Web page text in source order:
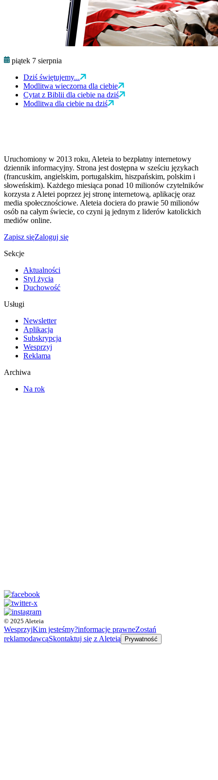
piątek 7 sierpnia
Dziś świętujemy...
Modlitwa wieczorna dla ciebie
Cytat z Biblii dla ciebie na dziś
Modlitwa dla ciebie na dziś
Uruchomiony w 2013 roku, Aleteia to bezpłatny internetowy
dziennik informacyjny. Strona jest dostępna w sześciu językach
(francuskim, angielskim, portugalskim, hiszpańskim, polskim i
słoweńskim). Każdego miesiąca ponad 10 milionów czytelników
korzysta z Aletei poprzez jej stronę internetową, aplikację oraz
media społecznościowe. Aleteia dociera do prawie 50 milionów
osób na całym świecie, co czyni ją jednym z liderów katolickich
mediów online.
Zapisz sięZaloguj się
Sekcje
Aktualności
Styl życia
Duchowość
Usługi
Newsletter
Aplikacja
Subskrypcja
Wesprzyj
Reklama
Archiwa
Na rok
© 2025 Aleteia
WesprzyjKim jesteśmy?informacje prawneZostań
reklamodawcąSkontaktuj się z Aleteią Prywatność